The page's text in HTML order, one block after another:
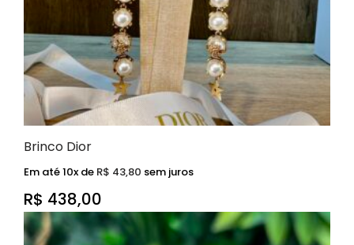
Brinco Dior
R$ 438,00
Em até 10x de R$ 43,80 sem juros